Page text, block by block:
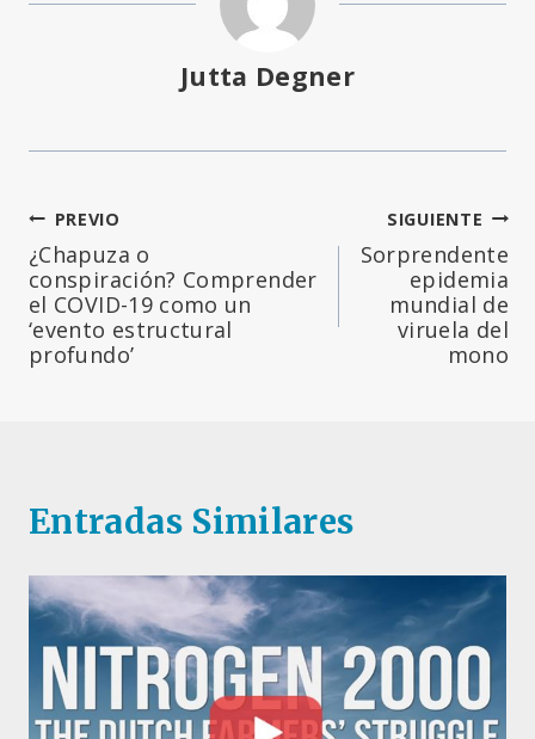
Jutta Degner
Navegación
de
entradas
PREVIO
¿Chapuza o
conspiración? Comprender
el COVID-19 como un
‘evento estructural
profundo’
SIGUIENTE
Sorprendente
epidemia
mundial de
viruela del
mono
Entradas Similares